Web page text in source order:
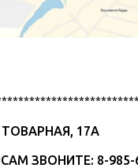
17А
ЗВОНИТЕ: 8-985-